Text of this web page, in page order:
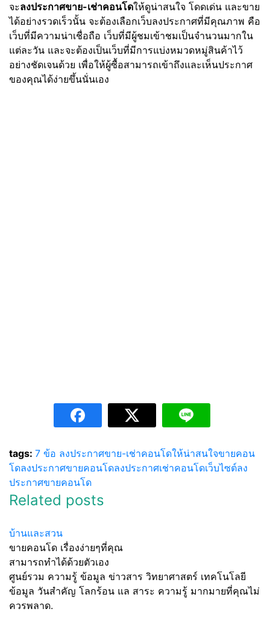
จะลงประกาศขาย-เช่าคอนโดให้ดูน่าสนใจ โดดเด่น และขาย
ได้อย่างรวดเร็วนั้น จะต้องเลือกเว็บลงประกาศที่มีคุณภาพ คือ
เว็บที่มีความน่าเชื่อถือ เว็บที่มีผู้ชมเข้าชมเป็นจำนวนมากใน
แต่ละวัน และจะต้องเป็นเว็บที่มีการแบ่งหมวดหมู่สินค้าไว้
อย่างชัดเจนด้วย เพื่อให้ผู้ซื้อสามารถเข้าถึงและเห็นประกาศ
ของคุณได้ง่ายขึ้นนั่นเอง
tags: 7 ข้อ ลงประกาศขาย-เช่าคอนโดให้น่าสนใจขายคอน
โดลงประกาศขายคอนโดลงประกาศเช่าคอนโดเว็บไซต์ลง
ประกาศขายคอนโด
Related posts
บ้านและสวน
ขายคอนโด เรื่องง่ายๆที่คุณ
สามารถทำได้ด้วยตัวเอง
ศูนย์รวม ความรู้ ข้อมูล ข่าวสาร วิทยาศาสตร์ เทคโนโลยี
ข้อมูล วันสำคัญ โลกร้อน แล สาระ ความรู้ มากมายที่คุณไม่
ควรพลาด.